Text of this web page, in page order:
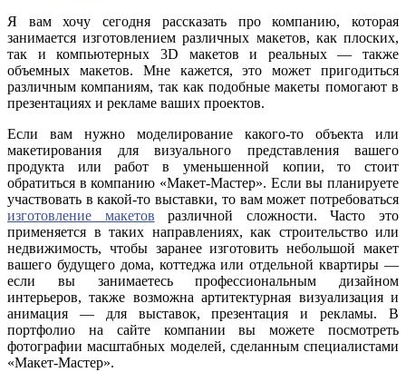
Я вам хочу сегодня рассказать про компанию, которая
занимается изготовлением различных макетов, как плоских,
так и компьютерных 3D макетов и реальных — также
объемных макетов. Мне кажется, это может пригодиться
различным компаниям, так как подобные макеты помогают в
презентациях и рекламе ваших проектов.
Если вам нужно моделирование какого-то объекта или
макетирования для визуального представления вашего
продукта или работ в уменьшенной копии, то стоит
обратиться в компанию «Макет-Мастер». Если вы планируете
участвовать в какой-то выставки, то вам может потребоваться
изготовление макетов различной сложности. Часто это
применяется в таких направлениях, как строительство или
недвижимость, чтобы заранее изготовить небольшой макет
вашего будущего дома, коттеджа или отдельной квартиры —
если вы занимаетесь профессиональным дизайном
интерьеров, также возможна артитектурная визуализация и
анимация — для выставок, презентация и рекламы. В
портфолио на сайте компании вы можете посмотреть
фотографии масштабных моделей, сделанным специалистами
«Макет-Мастер».